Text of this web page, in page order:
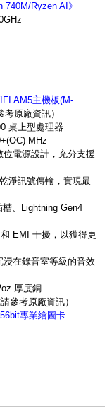
740M/Ryzen AI》
AM5主機板(M-
考原廠資訊）
桌上型處理器
MHz
電源設計，充分支援
淨訊號傳輸，實現最
、Lightning Gen4
EMI 干擾，以獲得更
在錄音室等級的音效
厚度銅
參考原廠資訊）
專業繪圖卡